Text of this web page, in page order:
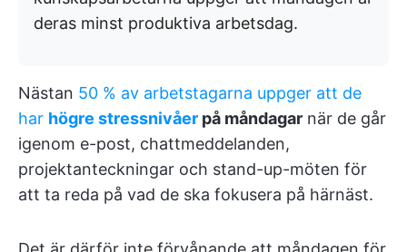
deras minst produktiva arbetsdag.
Nästan 50 % av arbetstagarna uppger att de
har högre stressnivåer på måndagar när de går
igenom e-post, chattmeddelanden,
projektanteckningar och stand-up-möten för
att ta reda på vad de ska fokusera på härnäst.